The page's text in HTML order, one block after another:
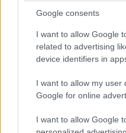
Google consents
I want to allow Google
related to advertising
device identifiers in
I want to allow my user
Google for online
I want to allow Google